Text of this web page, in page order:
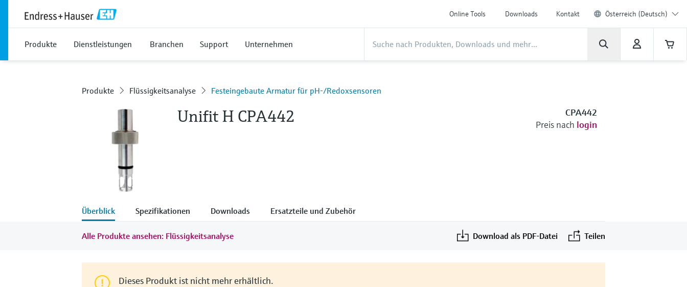
Online Tools Downloads Kontakt Österreich (Deutsch)
Produkte Dienstleistungen Branchen Support Unternehmen
Produkte Flüssigkeitsanalyse Festeingebaute Armatur für pH-/Redoxsensoren
Unifit H CPA442
CPA442
Preis nach login
Überblick Spezifikationen Downloads Ersatzteile und Zubehör
Alle Produkte ansehen: Flüssigkeitsanalyse Download als PDF-Datei Teilen
Dieses Produkt ist nicht mehr erhältlich.